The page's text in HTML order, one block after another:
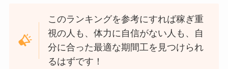
このランキングを参考にすれば稼ぎ重
視の人も、体力に自信がない人も、自
分に合った最適な期間工を見つけられ
るはずです！